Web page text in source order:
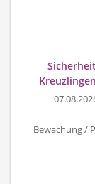
Bewachung /